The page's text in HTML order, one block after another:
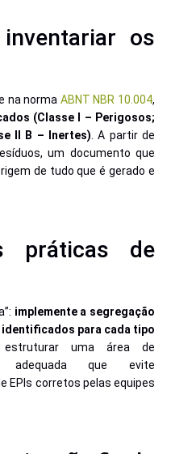
os
na norma ABNT NBR 10.004,
(Classe I – Perigosos;
II B – Inertes) . A partir de
um documento que
de tudo que é gerado e
práticas de
implemente a segregação
para cada tipo
estruturar uma área de
adequada que evite
EPIs corretos pelas equipes